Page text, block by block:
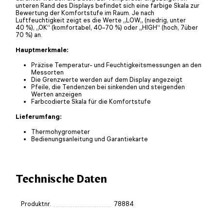
unteren Rand des Displays befindet sich eine farbige Skala zur
Bewertung der Komfortstufe im Raum. Je nach
Luftfeuchtigkeit zeigt es die Werte „LOW„ (niedrig, unter
40 %), „OK“ (komfortabel, 40–70 %) oder „HIGH“ (hoch, 7über
70 %) an.
Hauptmerkmale:
Präzise Temperatur- und Feuchtigkeitsmessungen an den
Messorten
Die Grenzwerte werden auf dem Display angezeigt
Pfeile, die Tendenzen bei sinkenden und steigenden
Werten anzeigen
Farbcodierte Skala für die Komfortstufe
Lieferumfang:
Thermohygrometer
Bedienungsanleitung und Garantiekarte
Technische Daten
Produktnr. 78884